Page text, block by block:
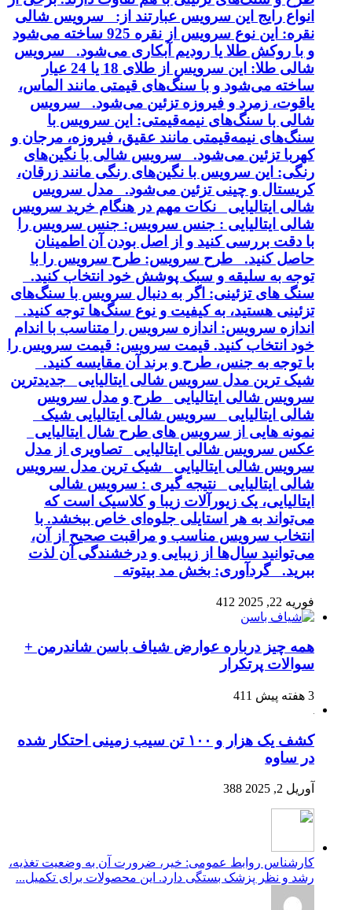
انواع رایج این سرویس عبارتند از: سرویس شالی
نقره: این نوع سرویس از نقره 925 ساخته می‌شود
و با روکش طلا یا رودیم آبکاری می‌شود. سرویس
شالی طلا: این سرویس از طلای 18 یا 24 عیار
ساخته می‌شود و با سنگ‌های قیمتی مانند الماس،
یاقوت، زمرد و فیروزه تزئین می‌شود. سرویس
شالی با سنگ‌های نیمه‌قیمتی: این سرویس با
سنگ‌های نیمه‌قیمتی مانند عقیق، فیروزه، مرجان و
کهربا تزئین می‌شود. سرویس شالی با نگین‌های
رنگی: این سرویس با نگین‌های رنگی مانند زرقان،
کریستال و چینی تزئین می‌شود. مدل سرویس
شالی ایتالیایی نکات مهم در هنگام خرید سرویس
شالی ایتالیایی : جنس سرویس: جنس سرویس را
با دقت بررسی کنید و از اصل بودن آن اطمینان
حاصل کنید. طرح سرویس: طرح سرویس را با
توجه به سلیقه و سبک پوشش خود انتخاب کنید.
سنگ های تزئینی: اگر به دنبال سرویس با سنگ‌های
تزئینی هستید، به کیفیت و نوع سنگ‌ها توجه کنید.
اندازه سرویس: اندازه سرویس را متناسب با اندام
خود انتخاب کنید. قیمت سرویس: قیمت سرویس را
با توجه به جنس، طرح و برند آن مقایسه کنید.
شیک ترین مدل سرویس شالی ایتالیایی جدیدترین
سرویس شالی ایتالیایی طرح و مدل سرویس
شالی ایتالیایی سرویس شالی ایتالیایی شیک
نمونه هایی از سرویس های طرح شال ایتالیایی
عکس سرویس شالی ایتالیایی تصاویری از مدل
سرویس شالی ایتالیایی شیک ترین مدل سرویس
شالی ایتالیایی نتیجه گیری : سرویس شالی
ایتالیایی، یک زیورآلات زیبا و کلاسیک است که
می‌تواند به هر استایلی جلوه‌ای خاص ببخشد. با
انتخاب سرویس مناسب و مراقبت صحیح از آن،
می‌توانید سال‌ها از زیبایی و درخشندگی آن لذت
ببرید. گردآوری: بخش مد بیتوته
فوریه 22, 2025 412
همه چیز درباره عوارض شیاف باسن شاندرمن +
سوالات پرتکرار
3 هفته پیش 411
کشف یک هزار و ۱۰۰ تن سیب زمینی احتکار شده
در ساوه
آوریل 2, 2025 388
کارشناس روابط عمومی: خیر، ضرورت آن به وضعیت تغذیه،
رشد و نظر پزشک بستگی دارد. این محصولات برای تکمیل...